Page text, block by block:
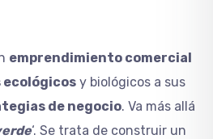
emprendimiento comercial
y biológicos a sus
de negocio. Va más allá
‘. Se trata de construir un